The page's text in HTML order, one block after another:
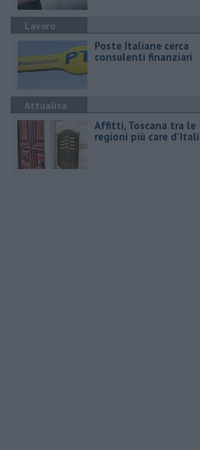
Lavoro
Poste Italiane cerca
consulenti finanziari
Attualità
Affitti, Toscana tra le
regioni più care